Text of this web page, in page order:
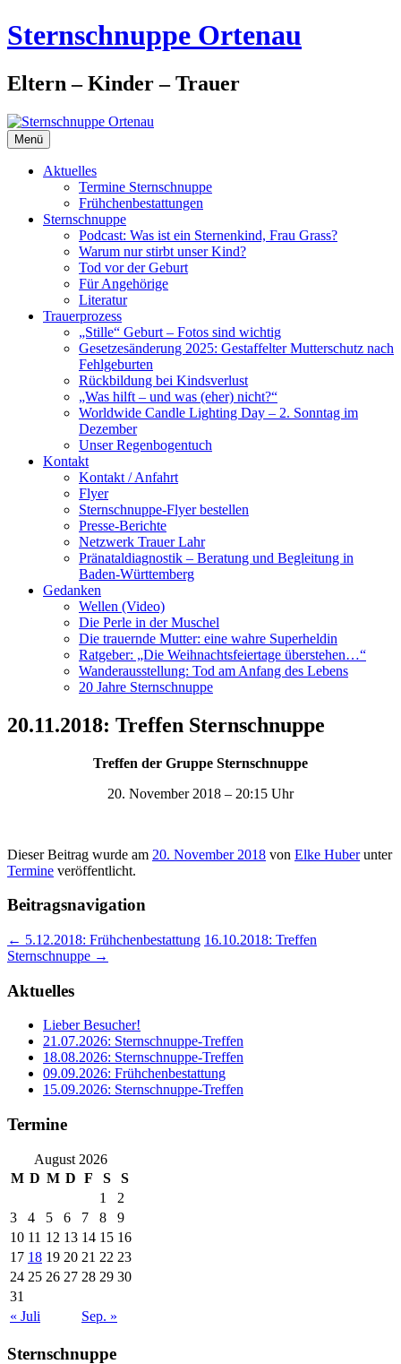
Zum
Inhalt
Sternschnuppe Ortenau
Eltern – Kinder – Trauer
Menü
Aktuelles
Termine Sternschnuppe
Frühchenbestattungen
Sternschnuppe
Podcast: Was ist ein Sternenkind, Frau Grass?
Warum nur stirbt unser Kind?
Tod vor der Geburt
Für Angehörige
Literatur
Trauerprozess
„Stille“ Geburt – Fotos sind wichtig
Gesetzesänderung 2025: Gestaffelter Mutterschutz nach
Fehlgeburten
Rückbildung bei Kindsverlust
„Was hilft – und was (eher) nicht?“
Worldwide Candle Lighting Day – 2. Sonntag im
Dezember
Unser Regenbogentuch
Kontakt
Kontakt / Anfahrt
Flyer
Sternschnuppe-Flyer bestellen
Presse-Berichte
Netzwerk Trauer Lahr
Pränataldiagnostik – Beratung und Begleitung in
Baden-Württemberg
Gedanken
Wellen (Video)
Die Perle in der Muschel
Die trauernde Mutter: eine wahre Superheldin
Ratgeber: „Die Weihnachtsfeiertage überstehen…“
Wanderausstellung: Tod am Anfang des Lebens
20 Jahre Sternschnuppe
20.11.2018: Treffen Sternschnuppe
Treffen der Gruppe Sternschnuppe
20. November 2018 – 20:15 Uhr
Dieser Beitrag wurde am 20. November 2018 von Elke Huberunter
Termine veröffentlicht.
Beitragsnavigation
← 5.12.2018: Frühchenbestattung 16.10.2018: Treffen
Sternschnuppe →
Aktuelles
Lieber Besucher!
21.07.2026: Sternschnuppe-Treffen
18.08.2026: Sternschnuppe-Treffen
09.09.2026: Frühchenbestattung
15.09.2026: Sternschnuppe-Treffen
Termine
August 2026
M D M D F S S
« Juli Sep. »
1
2
3
4 5 6 7 8
9
10 11 12 13 14 15 16
17 18 19 20 21 22 23
24 25 26 27 28 29 30
31
Sternschnuppe